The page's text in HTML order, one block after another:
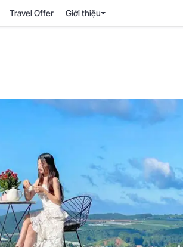
Travel Offer Giới thiệu